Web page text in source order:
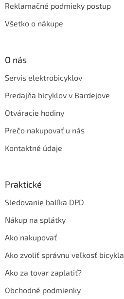
Reklamačné podmieky postup
Všetko o nákupe
O nás
Servis elektrobicyklov
Predajňa bicyklov v Bardejove
Otváracie hodiny
Prečo nakupovať u nás
Kontaktné údaje
Praktické
Sledovanie balíka DPD
Nákup na splátky
Ako nakupovať
Ako zvoliť správnu veľkosť bicykla
Ako za tovar zaplatiť?
Obchodné podmienky